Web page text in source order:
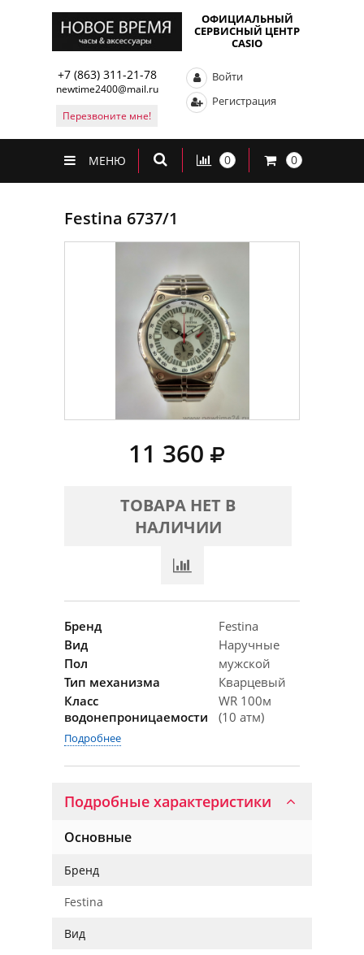
ОФИЦИАЛЬНЫЙ
СЕРВИСНЫЙ ЦЕНТР
CASIO
+7 (863) 311-21-78
newtime2400@mail.ru
Перезвоните мне!
Войти
Регистрация
МЕНЮ 0 0
Festina 6737/1
11 360
ТОВАРА НЕТ В
НАЛИЧИИ
Бренд
Festina
Вид
Наручные
Пол
мужской
Тип механизма
Кварцевый
Класс
водонепроницаемости
WR 100м
(10 атм)
Подробнее
Подробные характеристики
Основные
Бренд
Festina
Вид